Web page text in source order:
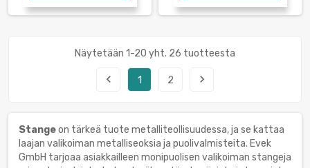
Näytetään 1-20 yht. 26 tuotteesta
navigate_before 1 2 navigate_next
Stangeon tärkeä tuote metalliteollisuudessa, ja se kattaa
laajan valikoiman metalliseoksia ja puolivalmisteita. Evek
GmbH tarjoaa asiakkailleen monipuolisen valikoiman stangeja